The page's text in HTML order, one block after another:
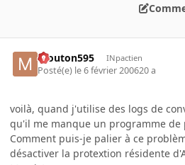
mouton595 INpactien
Posté(e) le 6 février 200620 a
voilà, quand j'utilise des logs de
qu'il me manque un programme de
Comment puis-je palier à ce
désactiver la protextion résidente